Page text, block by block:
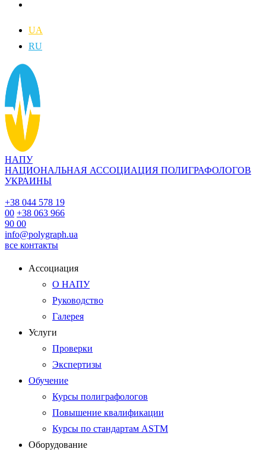
UA
RU
НАПУ
НАЦИОНАЛЬНАЯ АССОЦИАЦИЯ ПОЛИГРАФОЛОГОВ
УКРАИНЫ
+38 044 578 19
00 +38 063 966
90 00
info@polygraph.ua
все контакты
Ассоциация
О НАПУ
Руководство
Галерея
Услуги
Проверки
Экспертизы
Обучение
Курсы полиграфологов
Повышение квалификации
Курсы по стандартам ASTM
Оборудование